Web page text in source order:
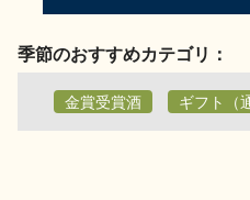
季節のおすすめカテゴリ：
金賞受賞酒 ギフト（